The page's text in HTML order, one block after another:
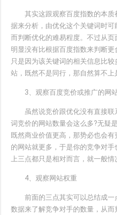
其实这跟观察百度指数的本质
据来分析，由优化这个关键词时
而判断优化的难易程度。不过从
明显没有比根据百度指数来判断
只是因为该关键词的相关信息比
站，既然不是同行，那自然算不上
3、观察百度竞价或推广的网
虽然说竞价跟优化没有直接联
词竞价的网站数量会这么多?无疑
既然商业价值更高，那势必也会
的网站就更多，于是你的竞争对
上三点都只是相对而言，就一般情
4、观察网站权重
前面的三点其实可以总结成一
数据来了解竞争对手的数量，从